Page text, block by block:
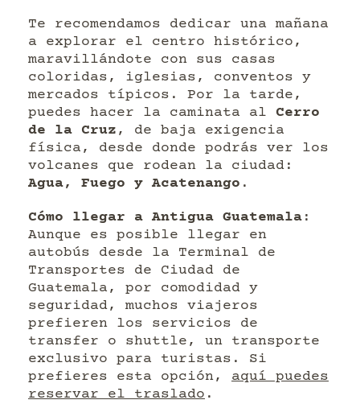
Te recomendamos dedicar una mañana
a explorar el centro histórico,
maravillándote con sus casas
coloridas, iglesias, conventos y
mercados típicos. Por la tarde,
puedes hacer la caminata al Cerro
de la Cruz , de baja exigencia
física, desde donde podrás ver los
volcanes que rodean la ciudad:
Agua, Fuego y Acatenango .
Cómo llegar a Antigua Guatemala :
Aunque es posible llegar en
autobús desde la Terminal de
Transportes de Ciudad de
Guatemala, por comodidad y
seguridad, muchos viajeros
prefieren los servicios de
transfer o shuttle, un transporte
exclusivo para turistas. Si
prefieres esta opción, aquí puedes
reservar el traslado .